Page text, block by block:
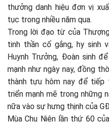
thưởng danh hiệu đơn vị
tục trong nhiều năm qua.
Trong lời đạo từ của
tinh thần cố gắng, hy sinh
Huynh Trưởng, Đoàn sinh
mạnh như ngày nay, đồng
thành tựu hôm nay để
triển mạnh mẽ trong những
nữa vào sự hưng thịnh của
Mùa Chu Niên lần thứ 60